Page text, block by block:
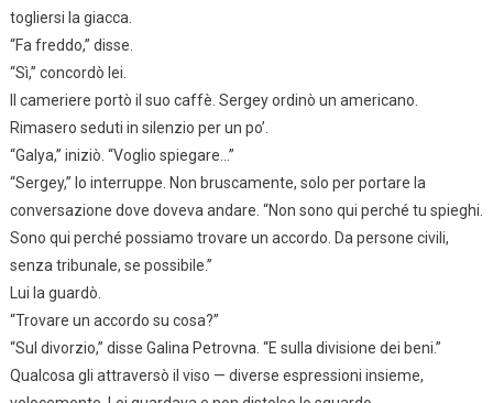
togliersi la giacca.
“Fa freddo,” disse.
“Sì,” concordò lei.
Il cameriere portò il suo caffè. Sergey ordinò un americano.
Rimasero seduti in silenzio per un po’.
“Galya,” iniziò. “Voglio spiegare…”
“Sergey,” lo interruppe. Non bruscamente, solo per portare la
conversazione dove doveva andare. “Non sono qui perché tu spieghi.
Sono qui perché possiamo trovare un accordo. Da persone civili,
senza tribunale, se possibile.”
Lui la guardò.
“Trovare un accordo su cosa?”
“Sul divorzio,” disse Galina Petrovna. “E sulla divisione dei beni.”
Qualcosa gli attraversò il viso — diverse espressioni insieme,